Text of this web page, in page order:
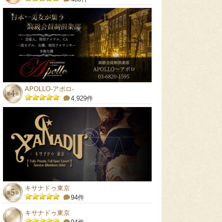
APOLLO-アポロ-
4,929件
キサナドゥ東京
94件
キサナドゥ東京